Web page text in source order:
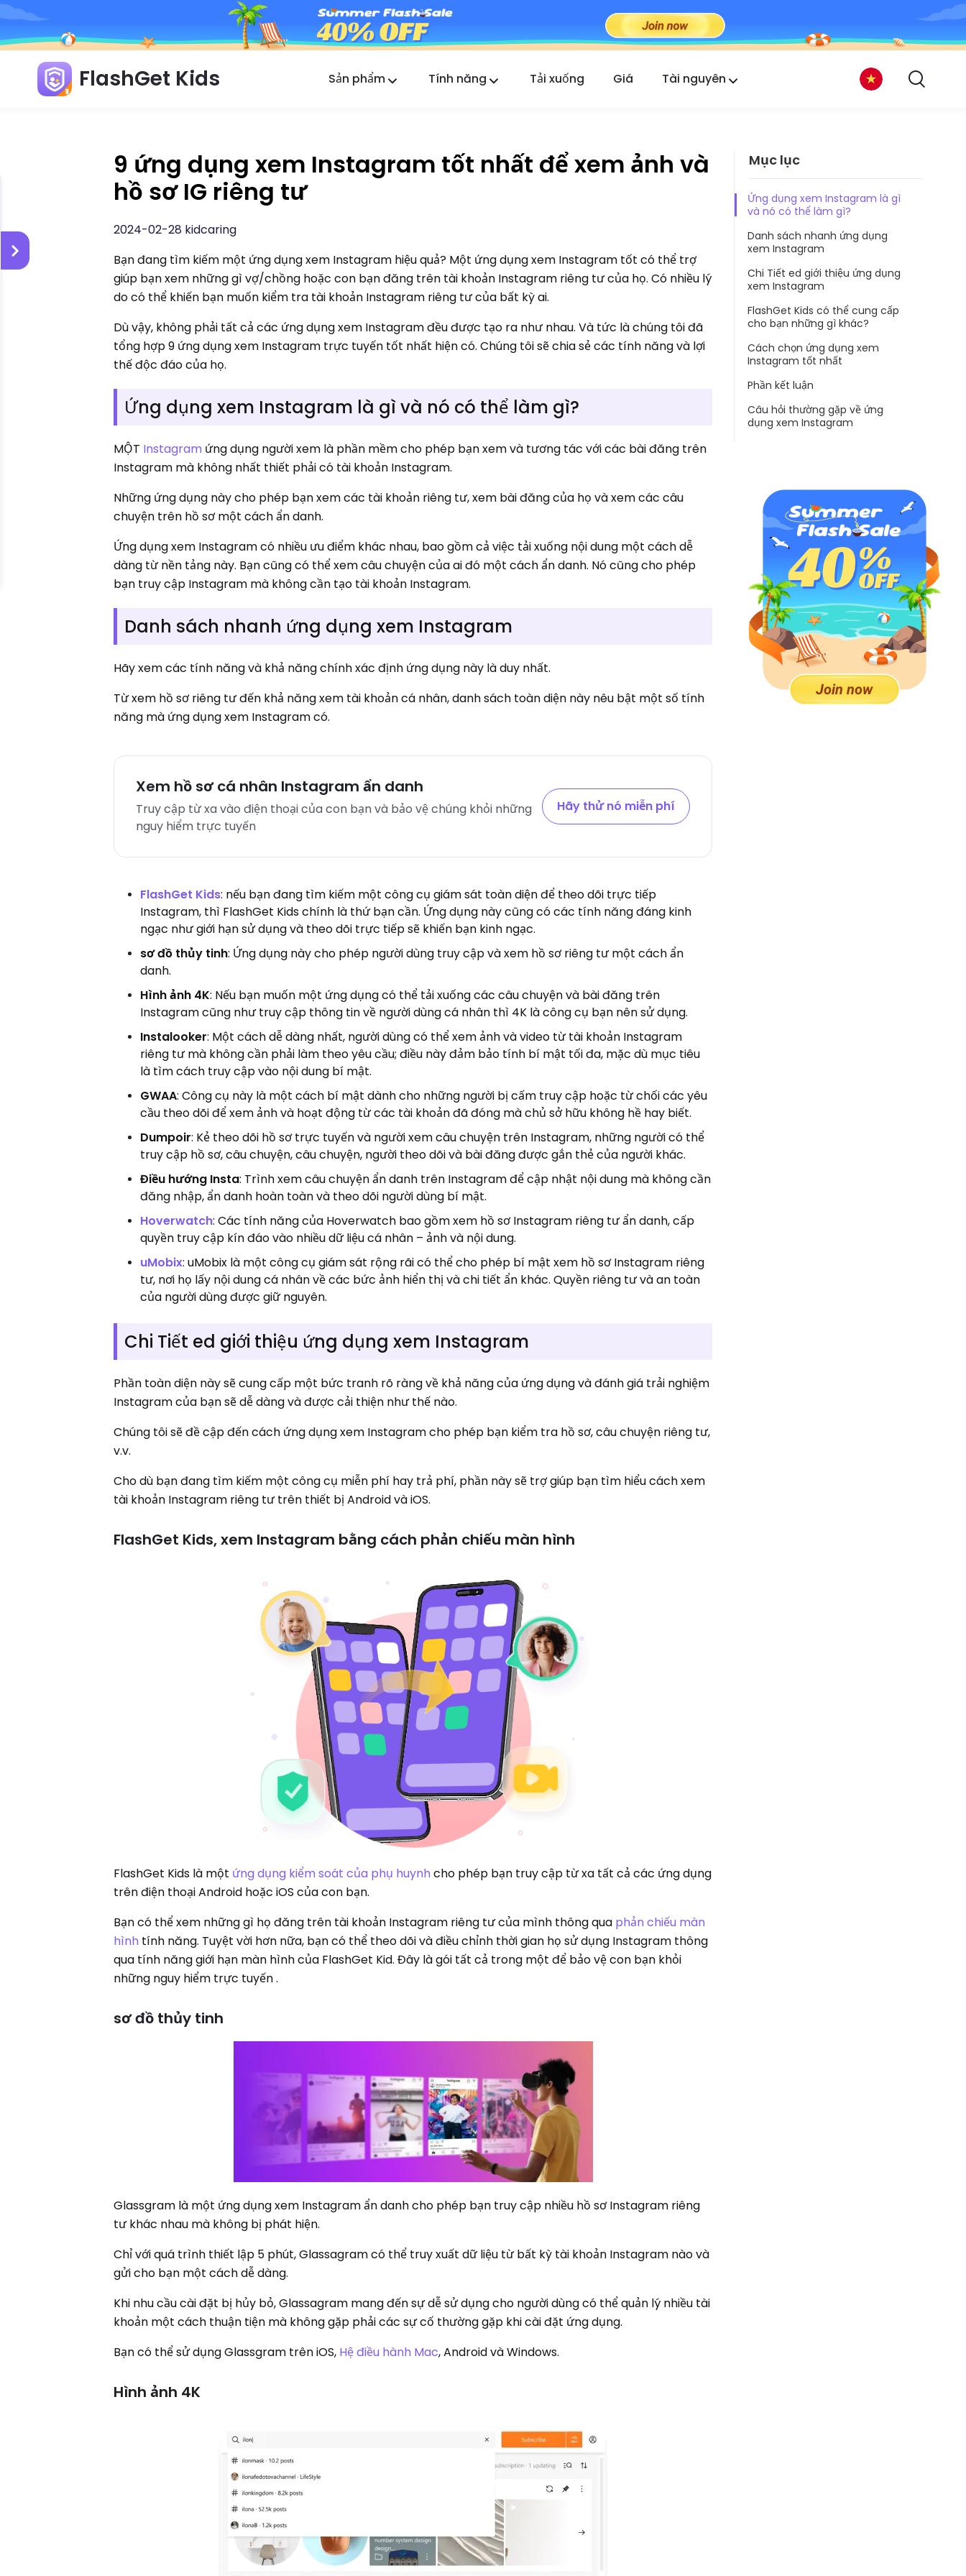
FlashGet Kids Sản phẩm
FlashGet Finder
Tính năng Tải xuống Giá Tài nguyên
9 ứng dụng xem Instagram tốt nhất để xem ảnh và
hồ sơ IG riêng tư
2024-02-28 kidcaring
Bạn đang tìm kiếm một ứng dụng xem Instagram hiệu quả? Một ứng dụng xem Instagram tốt có thể trợ
giúp bạn xem những gì vợ/chồng hoặc con bạn đăng trên tài khoản Instagram riêng tư của họ. Có nhiều lý
do có thể khiến bạn muốn kiểm tra tài khoản Instagram riêng tư của bất kỳ ai.
Dù vậy, không phải tất cả các ứng dụng xem Instagram đều được tạo ra như nhau. Và tức là chúng tôi đã
tổng hợp 9 ứng dụng xem Instagram trực tuyến tốt nhất hiện có. Chúng tôi sẽ chia sẻ các tính năng và lợi
thế độc đáo của họ.
Ứng dụng xem Instagram là gì và nó có thể làm gì?
MỘT Instagram ứng dụng người xem là phần mềm cho phép bạn xem và tương tác với các bài đăng trên
Instagram mà không nhất thiết phải có tài khoản Instagram.
Những ứng dụng này cho phép bạn xem các tài khoản riêng tư, xem bài đăng của họ và xem các câu
chuyện trên hồ sơ một cách ẩn danh.
Ứng dụng xem Instagram có nhiều ưu điểm khác nhau, bao gồm cả việc tải xuống nội dung một cách dễ
dàng từ nền tảng này. Bạn cũng có thể xem câu chuyện của ai đó một cách ẩn danh. Nó cũng cho phép
bạn truy cập Instagram mà không cần tạo tài khoản Instagram.
Danh sách nhanh ứng dụng xem Instagram
Hãy xem các tính năng và khả năng chính xác định ứng dụng này là duy nhất.
Từ xem hồ sơ riêng tư đến khả năng xem tài khoản cá nhân, danh sách toàn diện này nêu bật một số tính
năng mà ứng dụng xem Instagram có.
Xem hồ sơ cá nhân Instagram ẩn danh
Truy cập từ xa vào điện thoại của con bạn và bảo vệ chúng khỏi những
nguy hiểm trực tuyến
Hãy thử nó miễn phí
FlashGet Kids: nếu bạn đang tìm kiếm một công cụ giám sát toàn diện để theo dõi trực tiếp
Instagram, thì FlashGet Kids chính là thứ bạn cần. Ứng dụng này cũng có các tính năng đáng kinh
ngạc như giới hạn sử dụng và theo dõi trực tiếp sẽ khiến bạn kinh ngạc.
sơ đồ thủy tinh: Ứng dụng này cho phép người dùng truy cập và xem hồ sơ riêng tư một cách ẩn
danh.
Hình ảnh 4K: Nếu bạn muốn một ứng dụng có thể tải xuống các câu chuyện và bài đăng trên
Instagram cũng như truy cập thông tin về người dùng cá nhân thì 4K là công cụ bạn nên sử dụng.
Instalooker: Một cách dễ dàng nhất, người dùng có thể xem ảnh và video từ tài khoản Instagram
riêng tư mà không cần phải làm theo yêu cầu; điều này đảm bảo tính bí mật tối đa, mặc dù mục tiêu
là tìm cách truy cập vào nội dung bí mật.
GWAA: Công cụ này là một cách bí mật dành cho những người bị cấm truy cập hoặc từ chối các yêu
cầu theo dõi để xem ảnh và hoạt động từ các tài khoản đã đóng mà chủ sở hữu không hề hay biết.
Dumpoir: Kẻ theo dõi hồ sơ trực tuyến và người xem câu chuyện trên Instagram, những người có thể
truy cập hồ sơ, câu chuyện, câu chuyện, người theo dõi và bài đăng được gắn thẻ của người khác.
Điều hướng Insta: Trình xem câu chuyện ẩn danh trên Instagram để cập nhật nội dung mà không cần
đăng nhập, ẩn danh hoàn toàn và theo dõi người dùng bí mật.
Hoverwatch: Các tính năng của Hoverwatch bao gồm xem hồ sơ Instagram riêng tư ẩn danh, cấp
quyền truy cập kín đáo vào nhiều dữ liệu cá nhân – ảnh và nội dung.
uMobix: uMobix là một công cụ giám sát rộng rãi có thể cho phép bí mật xem hồ sơ Instagram riêng
tư, nơi họ lấy nội dung cá nhân về các bức ảnh hiển thị và chi tiết ẩn khác. Quyền riêng tư và an toàn
của người dùng được giữ nguyên.
Chi Tiết ed giới thiệu ứng dụng xem Instagram
Phần toàn diện này sẽ cung cấp một bức tranh rõ ràng về khả năng của ứng dụng và đánh giá trải nghiệm
Instagram của bạn sẽ dễ dàng và được cải thiện như thế nào.
Chúng tôi sẽ đề cập đến cách ứng dụng xem Instagram cho phép bạn kiểm tra hồ sơ, câu chuyện riêng tư,
v.v.
Cho dù bạn đang tìm kiếm một công cụ miễn phí hay trả phí, phần này sẽ trợ giúp bạn tìm hiểu cách xem
tài khoản Instagram riêng tư trên thiết bị Android và iOS.
FlashGet Kids, xem Instagram bằng cách phản chiếu màn hình
FlashGet Kids là một ứng dụng kiểm soát của phụ huynh cho phép bạn truy cập từ xa tất cả các ứng dụng
trên điện thoại Android hoặc iOS của con bạn.
Bạn có thể xem những gì họ đăng trên tài khoản Instagram riêng tư của mình thông qua phản chiếu màn
hình tính năng. Tuyệt vời hơn nữa, bạn có thể theo dõi và điều chỉnh thời gian họ sử dụng Instagram thông
qua tính năng giới hạn màn hình của FlashGet Kid. Đây là gói tất cả trong một để bảo vệ con bạn khỏi
những nguy hiểm trực tuyến .
sơ đồ thủy tinh
Glassgram là một ứng dụng xem Instagram ẩn danh cho phép bạn truy cập nhiều hồ sơ Instagram riêng
tư khác nhau mà không bị phát hiện.
Chỉ với quá trình thiết lập 5 phút, Glassagram có thể truy xuất dữ liệu từ bất kỳ tài khoản Instagram nào và
gửi cho bạn một cách dễ dàng.
Khi nhu cầu cài đặt bị hủy bỏ, Glassagram mang đến sự dễ sử dụng cho người dùng có thể quản lý nhiều tài
khoản một cách thuận tiện mà không gặp phải các sự cố thường gặp khi cài đặt ứng dụng.
Bạn có thể sử dụng Glassgram trên iOS, Hệ điều hành Mac, Android và Windows.
Hình ảnh 4K
Mục lục
Ứng dụng xem Instagram là gì
và nó có thể làm gì?
Danh sách nhanh ứng dụng
xem Instagram
Chi Tiết ed giới thiệu ứng dụng
xem Instagram
FlashGet Kids có thể cung cấp
cho bạn những gì khác?
Cách chọn ứng dụng xem
Instagram tốt nhất
Phần kết luận
Câu hỏi thường gặp về ứng
dụng xem Instagram